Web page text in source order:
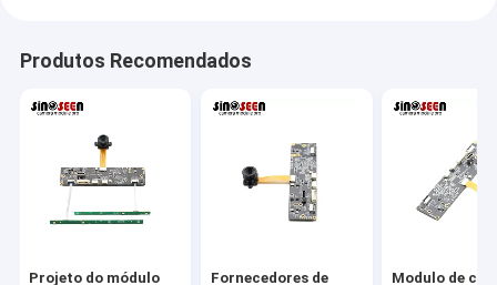
Produtos Recomendados
Projeto do módulo Fornecedores de Modulo de